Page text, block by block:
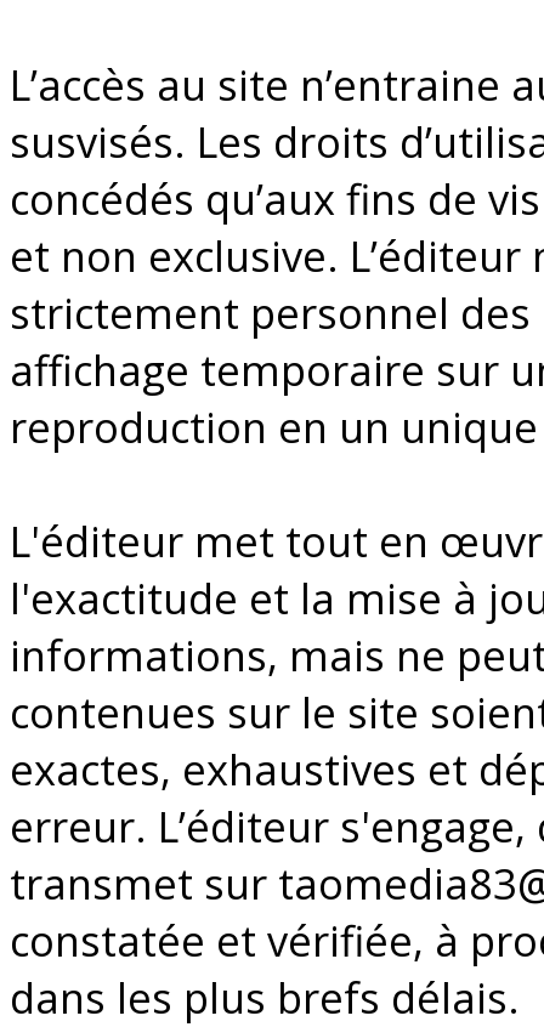
L’accès au site n’entraine
susvisés. Les droits
concédés qu’aux fins de
et non exclusive. L’éditeur
strictement personnel
affichage temporaire sur
reproduction en un
L'éditeur met tout en
l'exactitude et la mise à
informations, mais ne
contenues sur le site
exactes, exhaustives et
erreur. L’éditeur
transmet sur
constatée et vérifiée, à
dans les plus brefs délais.